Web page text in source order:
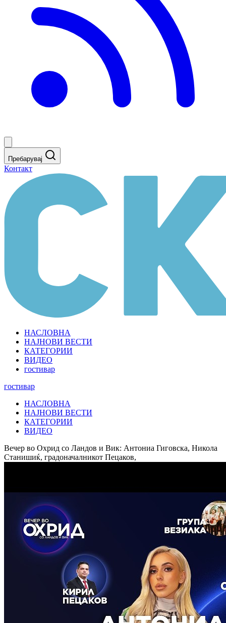
Пребарувај
Контакт
НАСЛОВНА
НАЈНОВИ ВЕСТИ
КАТЕГОРИИ
ВИДЕО
гостивар
гостивар
НАСЛОВНА
НАЈНОВИ ВЕСТИ
КАТЕГОРИИ
ВИДЕО
Вечер во Охрид со Ландов и Вик: Антониа Гиговска, Никола
Станишиќ, градоначалникот Пецаков,